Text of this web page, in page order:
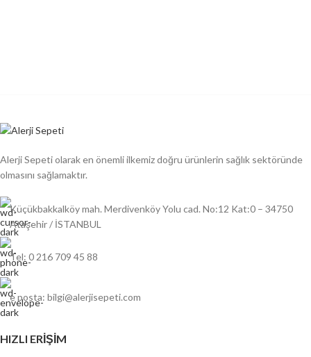
Alerji Sepeti olarak en önemli ilkemiz doğru ürünlerin sağlık sektöründe
olmasını sağlamaktır.
Küçükbakkalköy mah. Merdivenköy Yolu cad. No:12 Kat:0 – 34750
Ataşehir / İSTANBUL
Tel: 0 216 709 45 88
e posta: bilgi@alerjisepeti.com
HIZLI ERIŞIM